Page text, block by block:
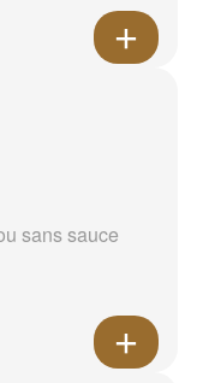
sans sauce